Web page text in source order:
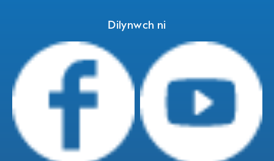
Dilynwch ni